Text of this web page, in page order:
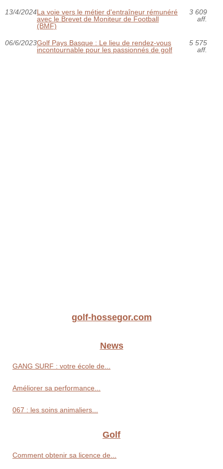
13/4/2024La voie vers le métier d'entraîneur rémunéré
avec le Brevet de Moniteur de Football
(BMF)
3 609
aff.
06/6/2023Golf Pays Basque : Le lieu de rendez-vous
incontournable pour les passionnés de golf
5 575
aff.
golf-hossegor.com
News
GANG SURF : votre école de...
Améliorer sa performance...
067 : les soins animaliers...
Golf
Comment obtenir sa licence de...